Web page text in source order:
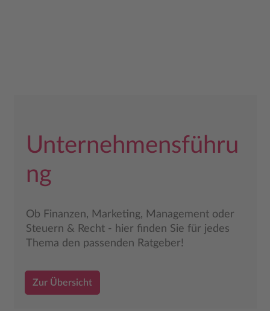
Unternehmensführu
ng
Ob Finanzen, Marketing, Management oder
Steuern & Recht - hier finden Sie für jedes
Thema den passenden Ratgeber!
Zur Übersicht